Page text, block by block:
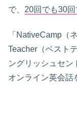
で、 20回でも30
「NativeCamp（
Teacher（ベスト
ングリッシュセン
オンライン英会話